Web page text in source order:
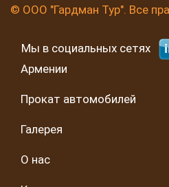
© ООО "Гардман Тур". Все
Мы в социальных сетях
Армении
Прокат автомобилей
Галерея
О нас